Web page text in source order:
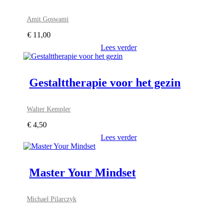
Amit Goswami
€ 11,00
Lees verder
Gestalttherapie voor het gezin
Walter Kempler
€ 4,50
Lees verder
Master Your Mindset
Michael Pilarczyk